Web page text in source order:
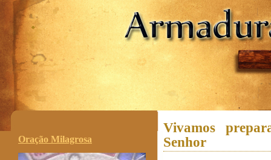
.
Oração Milagrosa
Vivamos
Senhor